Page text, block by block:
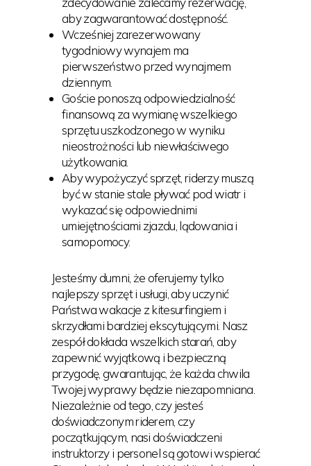
aby zagwarantować dostępność.
Wcześniej zarezerwowany
tygodniowy wynajem ma
pierwszeństwo przed wynajmem
dziennym.
Goście ponoszą odpowiedzialność
finansową za wymianę wszelkiego
sprzętu uszkodzonego w wyniku
nieostrożności lub niewłaściwego
użytkowania.
Aby wypożyczyć sprzęt, riderzy muszą
być w stanie stale pływać pod wiatr i
wykazać się odpowiednimi
umiejętnościami zjazdu, lądowania i
samopomocy.
Jesteśmy dumni, że oferujemy tylko
najlepszy sprzęt i usługi, aby uczynić
Państwa wakacje z kitesurfingiem i
skrzydłami bardziej ekscytującymi. Nasz
zespół dokłada wszelkich starań, aby
zapewnić wyjątkową i bezpieczną
przygodę, gwarantując, że każda chwila
Twojej wyprawy będzie niezapomniana.
Niezależnie od tego, czy jesteś
doświadczonym riderem, czy
początkującym, nasi doświadczeni
instruktorzy i personel są gotowi wspierać